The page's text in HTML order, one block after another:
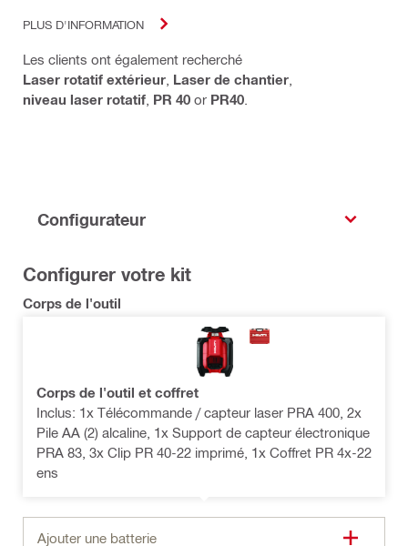
PLUS D'INFORMATION
Les clients ont également recherché
Laser rotatif extérieur Laser de chantier
niveau laser rotatif PR 40 or PR40
Configurateur
Configurer votre kit
Corps de l'outil
Corps de l'outil et coffret
Inclus: 1x Télécommande / capteur laser PRA 400, 2x
Pile AA (2) alcaline, 1x Support de capteur électronique
PRA 83, 3x Clip PR 40-22 imprimé, 1x Coffret PR 4x-22
ens
Ajouter une batterie